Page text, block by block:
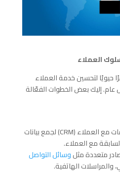
العملاء
حيويًا لتحسين خدمة العملاء
إليك بعض الخطوات الفعّالة
– استخدم أنظمة إدارة العلاقات مع العملاء (CRM) لجمع بيانات
مع العملاء.
متعددة مثلوسائل التواصل
والمراسلات الهاتفية.